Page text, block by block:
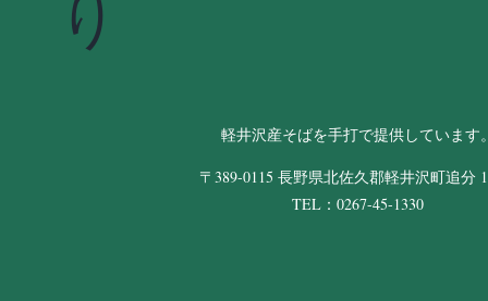
り
軽井沢産そばを手打で提供しています
〒389-0115 長野県北佐久郡軽井沢町追分
TEL：0267-45-1330